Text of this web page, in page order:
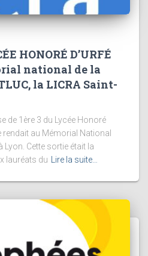
HONORÉ D’URFÉ
national de la
la LICRA Saint-
de 1ère 3 du Lycée Honoré
rendait au Mémorial National
Cette sortie était la
lauréats du
Lire la suite…